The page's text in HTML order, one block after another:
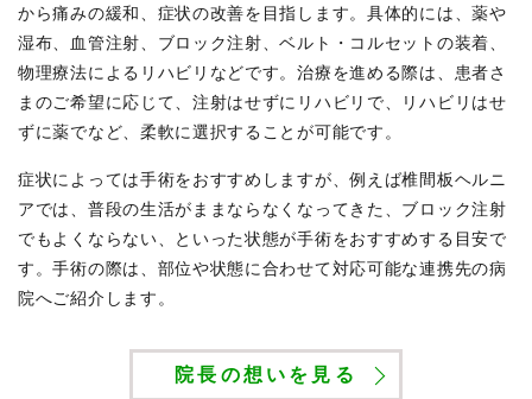
から痛みの緩和、症状の改善を目指します。具体的には、薬や
湿布、血管注射、ブロック注射、ベルト・コルセットの装着、
物理療法によるリハビリなどです。治療を進める際は、患者さ
まのご希望に応じて、注射はせずにリハビリで、リハビリはせ
ずに薬でなど、柔軟に選択することが可能です。
症状によっては手術をおすすめしますが、例えば椎間板ヘルニ
アでは、普段の生活がままならなくなってきた、ブロック注射
でもよくならない、といった状態が手術をおすすめする目安で
す。手術の際は、部位や状態に合わせて対応可能な連携先の病
院へご紹介します。
院長の想いを見る